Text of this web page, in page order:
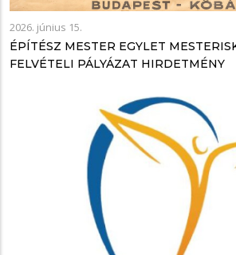
2026. június 15.
ÉPÍTÉSZ MESTER EGYLET
FELVÉTELI PÁLYÁZAT HIRDETMÉNY